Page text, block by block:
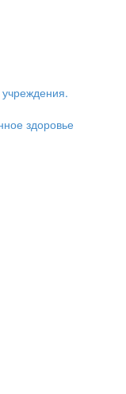
здоровье